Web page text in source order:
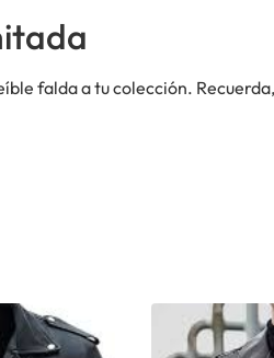
falda a tu colección.